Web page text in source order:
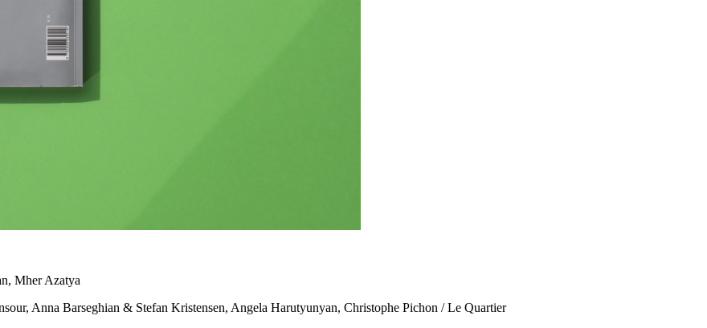
Mher Azatya
Anna Barseghian & Stefan Kristensen, Angela Harutyunyan, Christophe Pichon / Le Quartier